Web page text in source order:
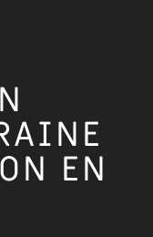
EN